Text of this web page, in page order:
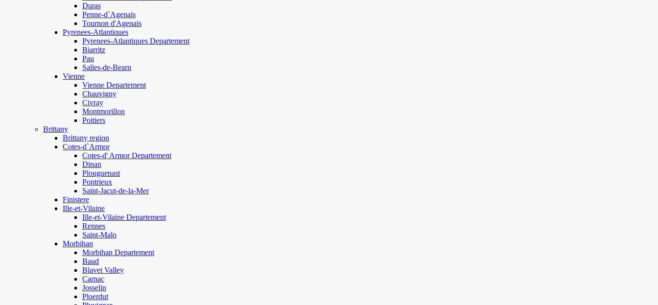
Duras
Penne-d`Agenais
Tournon d'Agenais
Pyrenees-Atlantiques
Pyrenees-Atlantiques Departement
Biarritz
Pau
Salies-de-Bearn
Vienne
Vienne Departement
Chauvigny
Civray
Montmorillon
Poitiers
Brittany
Brittany region
Cotes-d`Armor
Cotes-d' Armor Departement
Dinan
Plouguenast
Pontrieux
Saint-Jacut-de-la-Mer
Finistere
Ille-et-Vilaine
Ille-et-Vilaine Departement
Rennes
Saint-Malo
Morbihan
Morbihan Departement
Baud
Blavet Valley
Carnac
Josselin
Ploerdut